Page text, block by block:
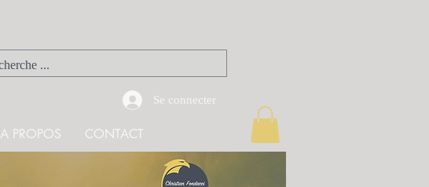
Se connecter
A PROPOS CONTACT